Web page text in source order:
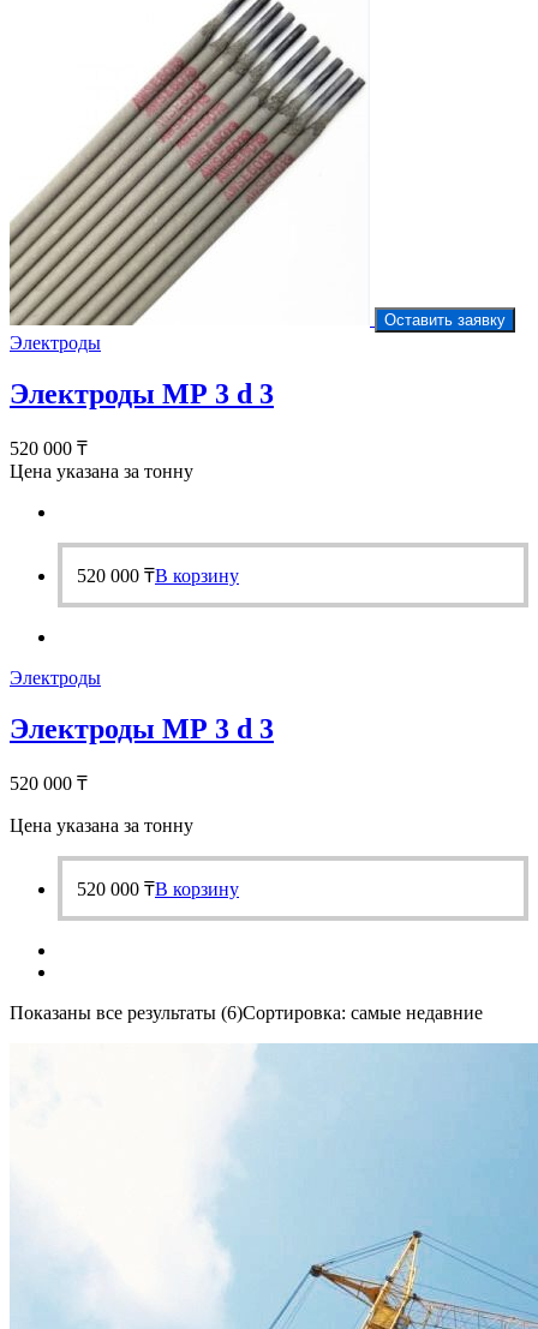
Оставить заявку
Электроды
Электроды МР 3 d 3
520 000 ₸
Цена указана за тонну
520 000 ₸В корзину
Электроды
Электроды МР 3 d 3
520 000 ₸
Цена указана за тонну
520 000 ₸В корзину
Показаны все результаты (6)Сортировка: самые недавние